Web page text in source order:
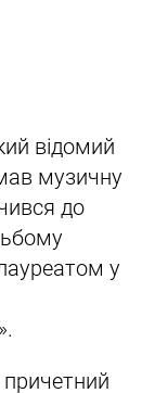
відомий
музичну
до
у